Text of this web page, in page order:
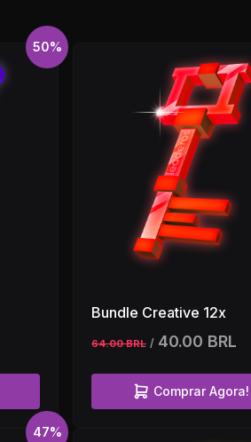
50%
Bundle Creative 12x
64.00 BRL / 40.00 BRL
Comprar Agora!
47%